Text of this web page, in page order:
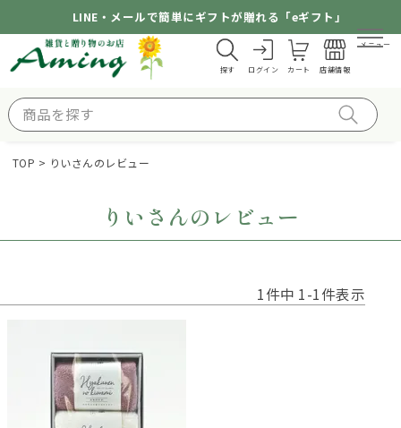
LINE・メールで簡単にギフトが贈れる「eギフト」
探す ログイン カート 店舗情報
メニュー
TOP りいさんのレビュー
りいさんのレビュー
1件中 1-1件表示